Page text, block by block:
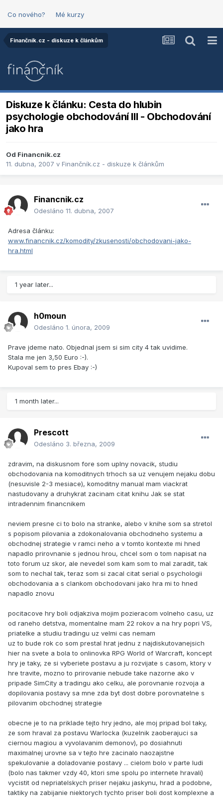
Co nového? Mé kurzy
Finančník.cz - diskuze k článkům
Diskuze k článku: Cesta do hlubin
psychologie obchodování III - Obchodování
jako hra
Od Financnik.cz
11. dubna, 2007 v Finančník.cz - diskuze k článkům
Financnik.cz
Odesláno 11. dubna, 2007
Adresa článku:
www.financnik.cz/komodity/zkusenosti/obchodovani-jako-
hra.html
1 year later...
h0moun
Odesláno 1. února, 2009
Prave jdeme nato. Objednal jsem si sim city 4 tak uvidime.
Stala me jen 3,50 Euro :-).
Kupoval sem to pres Ebay :-)
1 month later...
Prescott
Odesláno 3. března, 2009
zdravim, na diskusnom fore som uplny novacik, studiu
obchodovania na komoditnych trhoch sa uz venujem nejaku dobu
(nesuvisle 2-3 mesiace), komoditny manual mam viackrat
nastudovany a druhykrat zacinam citat knihu Jak se stat
intradennim financnikem
neviem presne ci to bolo na stranke, alebo v knihe som sa stretol
s popisom pilovania a zdokonalovania obchodneho systemu a
obchodnej strategie v ramci neho a v tomto kontexte mi hned
napadlo prirovnanie s jednou hrou, chcel som o tom napisat na
toto forum uz skor, ale nevedel som kam som to mal zaradit, tak
som to nechal tak, teraz som si zacal citat serial o psychologii
obchodovania a s clankom obchodovani jako hra mi to hned
napadlo znovu
pocitacove hry boli odjakziva mojim pozieracom volneho casu, uz
od raneho detstva, momentalne mam 22 rokov a na hry popri VS,
priatelke a studiu tradingu uz velmi cas nemam
uz to bude rok co som prestal hrat jednu z najdiskutovanejsich
hier na svete a bola to onlinovka RPG World of Warcraft, koncept
hry je taky, ze si vyberiete postavu a ju rozvijate s casom, ktory v
hre travite, mozno to prirovanie nebude take nazorne ako v
pripade SimCity a tradingu ako celku, ale porovnanie rozvoja a
dopilovania postavy sa mne zda byt dost dobre porovnatelne s
pilovanim obchodnej strategie
obecne je to na priklade tejto hry jedno, ale moj pripad bol taky,
ze som hraval za postavu Warlocka (kuzelnik zaoberajuci sa
ciernou magiou a vyvolavanim demonov), po dosiahnuti
maximalnej urovne sa v tejto hre zacinalo naozajstne
spekulovanie a doladovanie postavy ... cielom bolo v parte ludi
(bolo nas takmer vzdy 40, ktori sme spolu po internete hravali)
vycistit od nepriatelskych priser nejaku jaskynu, hrad a podobne,
taktiky na zabijanie niektorych tychto priser boli dost komplexne a